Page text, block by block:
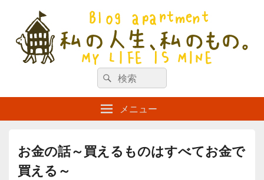
私の人生、私のもの。【新館】
検
索
対
象:
検
索
メニュー
お金の話～買えるものはすべてお金で
買える～